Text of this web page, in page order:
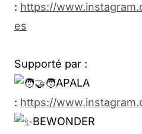
: https://
es
Supporté par :
APALA
: https://
BEWONDER